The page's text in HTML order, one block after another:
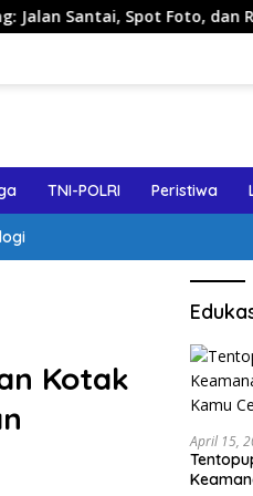
Spot Foto, dan Rekomendasi
TNI-POLRI Peristiwa
Kotak
April 15,